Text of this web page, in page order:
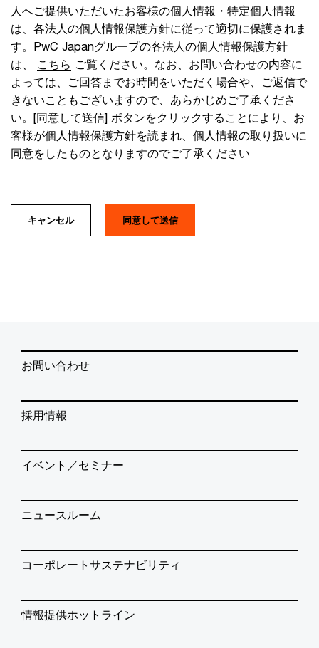
人へご提供いただいたお客様の個人情報・特定個人情報
は、各法人の個人情報保護方針に従って適切に保護されま
す。PwC Japanグループの各法人の個人情報保護方針
は、
こちら ご覧ください。なお、お問い合わせの内容に
よっては、ご回答までお時間をいただく場合や、ご返信で
きないこともございますので、あらかじめご了承くださ
い。[同意して送信] ボタンをクリックすることにより、お
客様が個人情報保護方針を読まれ、個人情報の取り扱いに
同意をしたものとなりますのでご了承ください
キャンセル
お問い合わせ
採用情報
イベント／セミナー
ニュースルーム
コーポレートサステナビリティ
情報提供ホットライン